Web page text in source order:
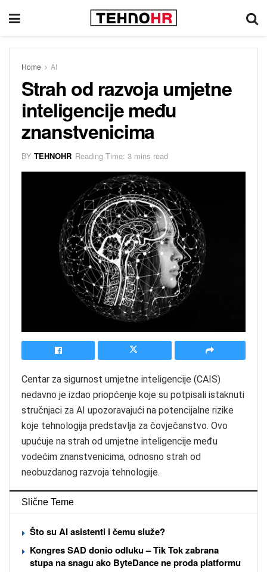
Home AI
Strah od razvoja umjetne
inteligencije među
znanstvenicima
BY TEHNOHR Reading Time: 3 mins read
Centar za sigurnost umjetne inteligencije (CAIS)
nedavno je izdao priopćenje koje su potpisali istaknuti
stručnjaci za AI upozoravajući na potencijalne rizike
koje tehnologija predstavlja za čovječanstvo. Ovo
upućuje na strah od umjetne inteligencije među
vodećim znanstvenicima, odnosno strah od
neobuzdanog razvoja tehnologije.
Slične Teme
Što su AI asistenti i čemu služe?
Kongres SAD donio odluku – Tik Tok zabrana
stupa na snagu ako ByteDance ne proda platformu